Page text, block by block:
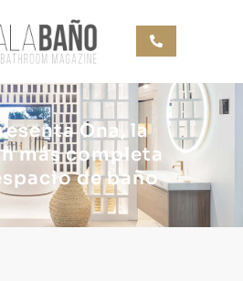
Ona, la
más completa
de baño